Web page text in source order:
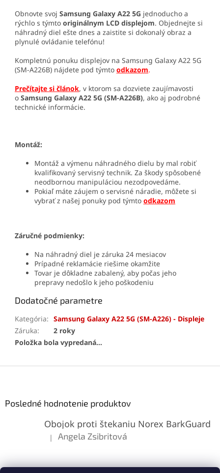
Obnovte svoj Samsung Galaxy A22 5G jednoducho a
rýchlo s týmto originálnym LCD displejom. Objednejte si
náhradný diel ešte dnes a zaistite si dokonalý obraz a
plynulé ovládanie telefónu!
Kompletnú ponuku displejov na Samsung Galaxy A22 5G
(SM-A226B) nájdete pod týmto odkazom.
Prečítajte si článok, v ktorom sa dozviete zaujímavosti
o Samsung Galaxy A22 5G (SM-A226B), ako aj podrobné
technické informácie.
Montáž:
Montáž a výmenu náhradného dielu by mal robiť
kvalifikovaný servisný technik. Za škody spôsobené
neodbornou manipuláciou nezodpovedáme.
Pokiaľ máte záujem o servisné náradie, môžete si
vybrať z našej ponuky pod týmto odkazom
Záručné podmienky:
Na náhradný diel je záruka 24 mesiacov
Prípadné reklamácie riešime okamžite
Tovar je dôkladne zabalený, aby počas jeho
prepravy nedošlo k jeho poškodeniu
Dodatočné parametre
Kategória: Samsung Galaxy A22 5G (SM-A226) - Displeje
Záruka:
2 roky
Položka bola vypredaná…
Posledné hodnotenie produktov
Obojok proti štekaniu Norex BarkGuard
Hodnotenie produktu je 5 z 5 hviezdičiek.
| Angela Zsibritová